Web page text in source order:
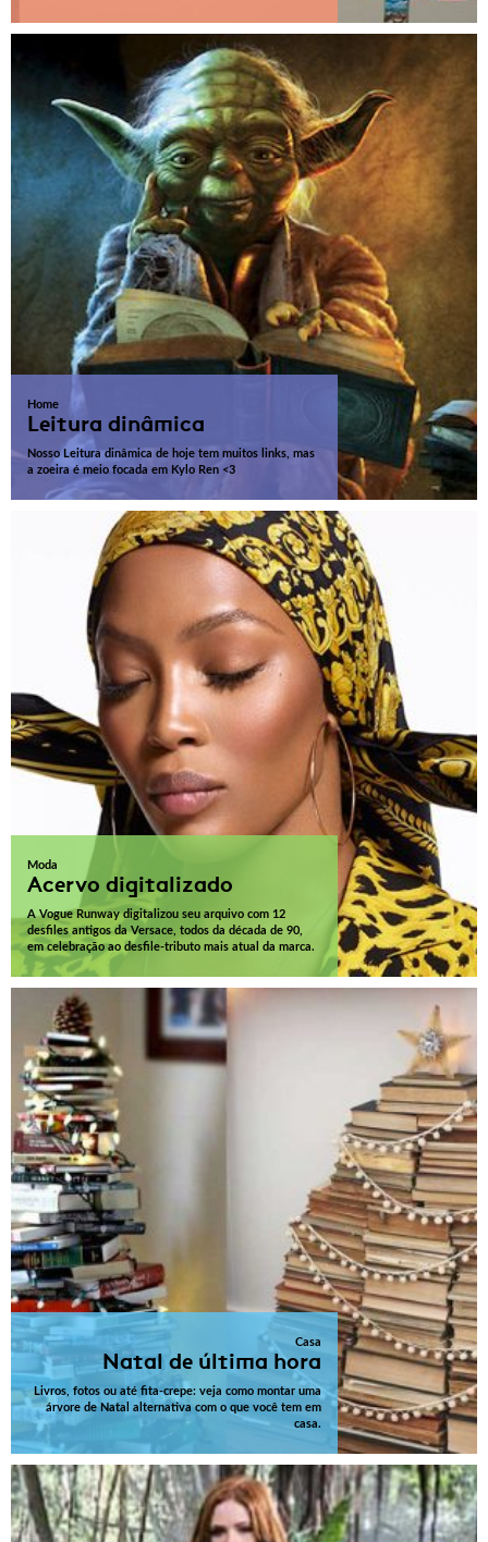
Home
Leitura dinâmica
Nosso Leitura dinâmica de hoje tem muitos links, mas
a zoeira é meio focada em Kylo Ren <3
Moda
Acervo digitalizado
A Vogue Runway digitalizou seu arquivo com 12
desfiles antigos da Versace, todos da década de 90,
em celebração ao desfile-tributo mais atual da marca.
Casa
Natal de última hora
Livros, fotos ou até fita-crepe: veja como montar uma
árvore de Natal alternativa com o que você tem em
casa.